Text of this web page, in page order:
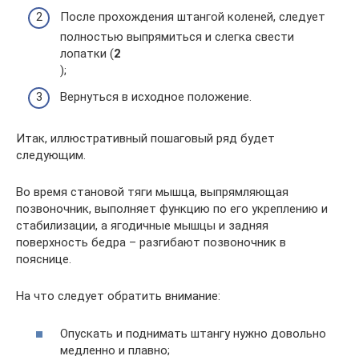
После прохождения штангой коленей, следует
полностью выпрямиться и слегка свести
лопатки (2
);
Вернуться в исходное положение.
Итак, иллюстративный пошаговый ряд будет
следующим.
Во время становой тяги мышца, выпрямляющая
позвоночник, выполняет функцию по его укреплению и
стабилизации, а ягодичные мышцы и задняя
поверхность бедра – разгибают позвоночник в
пояснице.
На что следует обратить внимание:
Опускать и поднимать штангу нужно довольно
медленно и плавно;